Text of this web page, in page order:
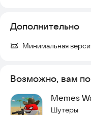
Дополнительно
Минимальная
Возможно, вам
Memes
Шутеры